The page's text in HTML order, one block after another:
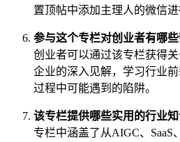
置顶帖中添加主理人的微信进
参与这个专栏对创业者有哪些
创业者可以通过该专栏获得
企业的深入见解，学习行业
过程中可能遇到的陷阱。
该专栏提供哪些实用的行业知
专栏中涵盖了从AIGC、